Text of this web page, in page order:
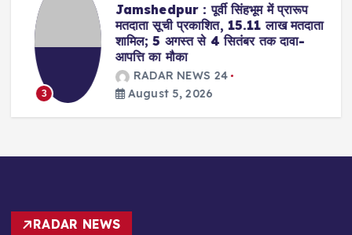
3
Jamshedpur : पूर्वी सिंहभूम में प्रारूप
मतदाता सूची प्रकाशित, 15.11 लाख मतदाता
शामिल; 5 अगस्त से 4 सितंबर तक दावा-
आपत्ति का मौका
RADAR NEWS 24
August 5, 2026
RADAR NEWS